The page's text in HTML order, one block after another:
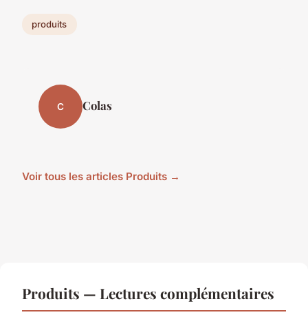
produits
C Colas
Voir tous les articles Produits →
Produits — Lectures complémentaires